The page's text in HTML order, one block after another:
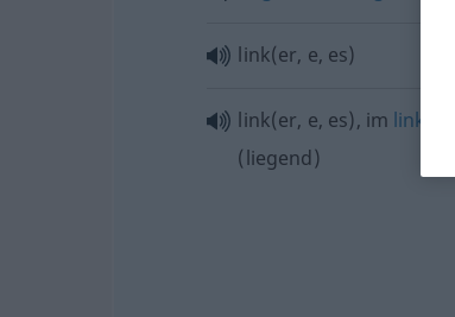
link(er, e, es)
link(er, e, es), im linken
(liegend)